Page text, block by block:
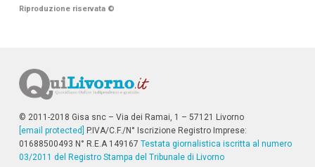
i
l
e
a
i
i
n
f
Riproduzione riservata ©
© 2011-2018 Gisa snc – Via dei Ramai, 1 – 57121 Livorno
[email protected]
P.IVA/C.F./N° Iscrizione Registro Imprese:
01688500493 N° R.E.A 149167 Testata giornalistica iscritta al numero
03/2011 del Registro Stampa del Tribunale di Livorno